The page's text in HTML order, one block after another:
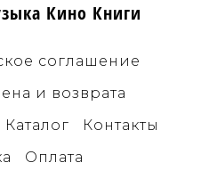
Кино Книги
соглашение
и возврата
Каталог
Контакты
Оплата